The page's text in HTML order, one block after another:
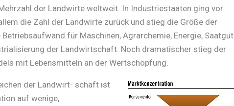
der Landwirte weltweit. In Industriestaaten ging vor
die Zahl der Landwirte zurück und stieg die Größe der
für Maschinen, Agrarchemie, Energie, Saatgut
der Landwirtschaft. Noch dramatischer stieg der
mit Lebensmitteln an der Wertschöpfung.
der Landwirt- schaft ist
auf wenige,